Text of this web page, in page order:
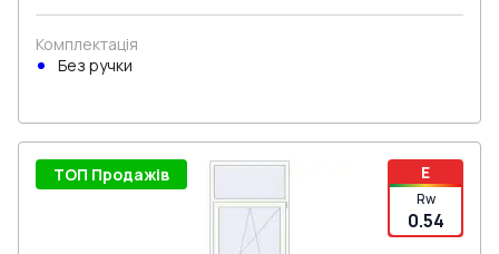
Комплектація
Без ручки
E
Rw
0.54
ТОП Продажів